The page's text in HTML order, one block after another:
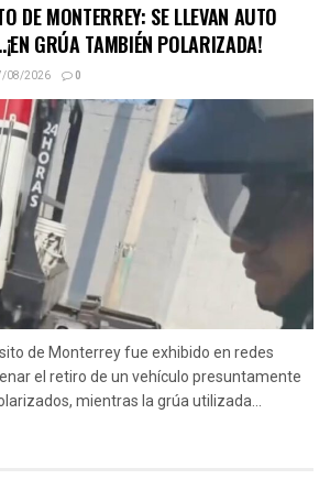
DE MONTERREY: SE LLEVAN AUTO
GRÚA TAMBIÉN POLARIZADA!
08/2026 0
de Monterrey fue exhibido en redes
el retiro de un vehículo presuntamente
mientras la grúa utilizada...